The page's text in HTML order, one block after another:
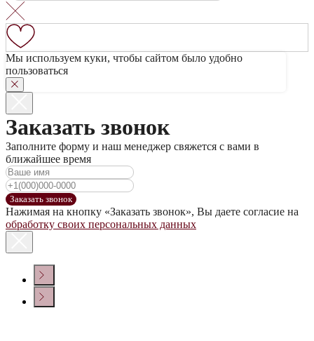
Мы используем куки, чтобы сайтом было удобно
пользоваться
Заказать звонок
Заполните форму и наш менеджер свяжется с вами в
ближайшее время
Заказать звонок
Нажимая на кнопку «Заказать звонок», Вы даете согласие на
обработку своих персональных данных